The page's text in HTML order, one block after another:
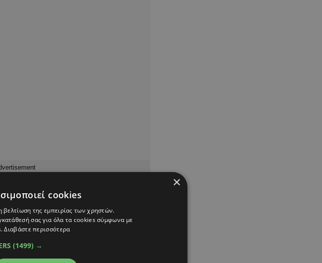
×
cookies
βελτίωση της εμπειρίας των χρηστών.
σας για όλα τα cookies σύμφωνα με
Διαβάστε περισσότερα
(1499) →